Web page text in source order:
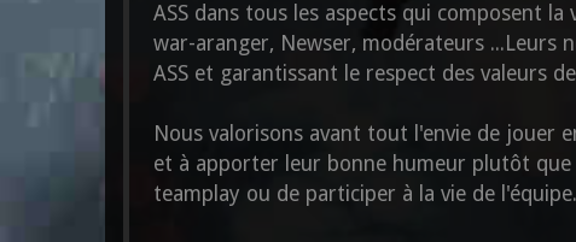
ASS dans tous les aspects qui composent
war-aranger, Newser, modérateurs ...Leurs
ASS et garantissant le respect des valeurs
Nous valorisons avant tout l'envie de jouer
et à apporter leur bonne humeur plutôt que
teamplay ou de participer à la vie de l'équipe.